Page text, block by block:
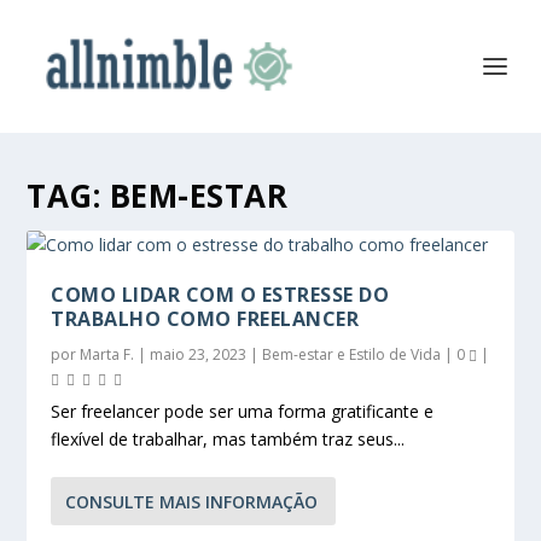
TAG: BEM-ESTAR
COMO LIDAR COM O ESTRESSE DO
TRABALHO COMO FREELANCER
por Marta F. | maio 23, 2023 | Bem-estar e Estilo de Vida | 0 |
Ser freelancer pode ser uma forma gratificante e
flexível de trabalhar, mas também traz seus...
CONSULTE MAIS INFORMAÇÃO